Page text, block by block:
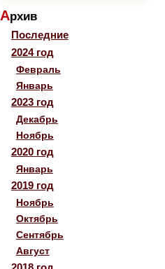
Архив
Последние
2024 год
Февраль
Январь
2023 год
Декабрь
Ноябрь
2020 год
Январь
2019 год
Ноябрь
Октябрь
Сентябрь
Август